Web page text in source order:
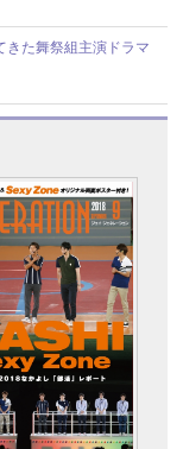
きた舞祭組主演ドラマ